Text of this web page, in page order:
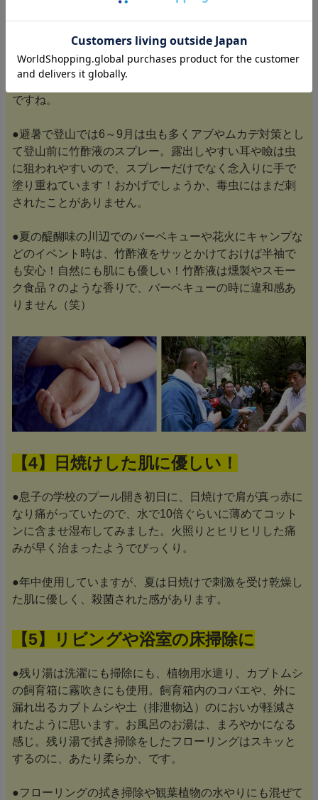
説明したら、「とても良いですね。自然にやさしいし、
殺虫剤を使うのは抵抗がありますよね。」川や木や草に
触れたりするのだから、自然に害がないものを選びたい
ですね。
●避暑で登山では6～9月は虫も多くアブやムカデ対策とし
て登山前に竹酢液のスプレー。露出しやすい耳や瞼は虫
に狙われやすいので、スプレーだけでなく念入りに手で
塗り重ねています！おかげでしょうか、毒虫にはまだ刺
されたことがありません。
●夏の醍醐味の川辺でのバーベキューや花火にキャンプな
どのイベント時は、竹酢液をサッとかけておけば半袖で
も安心！自然にも肌にも優しい！竹酢液は燻製やスモー
ク食品？のような香りで、バーベキューの時に違和感あ
りません（笑）
【4】日焼けした肌に優しい！
●息子の学校のプール開き初日に、日焼けで肩が真っ赤に
なり痛がっていたので、水で10倍ぐらいに薄めてコット
ンに含ませ湿布してみました。火照りとヒリヒリした痛
みが早く治まったようでびっくり。
●年中使用していますが、夏は日焼けで刺激を受け乾燥し
た肌に優しく、殺菌された感があります。
【5】リビングや浴室の床掃除に
●残り湯は洗濯にも掃除にも、植物用水遣り、カブトムシ
の飼育箱に霧吹きにも使用。飼育箱内のコバエや、外に
漏れ出るカブトムシや土（排泄物込）のにおいが軽減さ
れたように思います。お風呂のお湯は、まろやかになる
感じ。残り湯で拭き掃除をしたフローリングはスキッと
するのに、あたり柔らか、です。
●フローリングの拭き掃除や観葉植物の水やりにも混ぜて